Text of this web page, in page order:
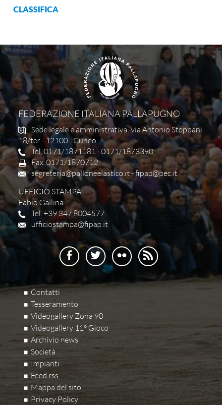
CLASSIFICA
FEDERAZIONE ITALIANA PALLAPUGNO
Sede legale e amministrativa: via Antonio Stoppani
18/ter - 12100 - Cuneo
Tel. 0171/1871181 - 0171/1873390
Fax. 0171/1870712
segreteria@palloneelastico.it-fipap@pec.it
UFFICIO STAMPA
Fabio Gallina
Tel. +39 347 8004577
ufficiostampa@fipap.it
Contatti
Tesseramento
Videogallery Zona 90
Videogallery 11° Gioco
Archivio news
Società
Impianti
Feed rss
Mappa del sito
Privacy Policy